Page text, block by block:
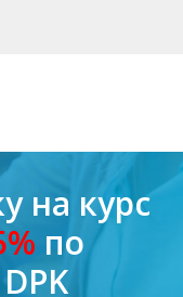
на курс
по